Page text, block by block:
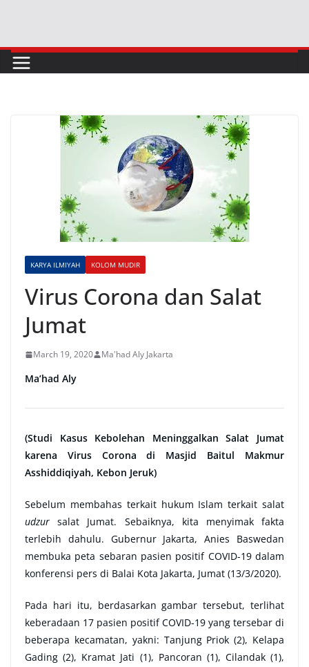
content
KARYA ILMIYAH KOLOM MUDIR
Virus Corona dan Salat
Jumat
March 19, 2020 Ma'had Aly Jakarta
Ma’had Aly
(Studi Kasus Kebolehan Meninggalkan Salat Jumat
karena Virus Corona di Masjid Baitul Makmur
Asshiddiqiyah, Kebon Jeruk)
Sebelum membahas terkait hukum Islam terkait salat
udzur salat Jumat. Sebaiknya, kita menyimak fakta
terlebih dahulu. Gubernur Jakarta, Anies Baswedan
membuka peta sebaran pasien positif COVID-19 dalam
konferensi pers di Balai Kota Jakarta, Jumat (13/3/2020).
Pada hari itu, berdasarkan gambar tersebut, terlihat
keberadaan 17 pasien positif COVID-19 yang tersebar di
beberapa kecamatan, yakni: Tanjung Priok (2), Kelapa
Gading (2), Kramat Jati (1), Pancoran (1), Cilandak (1),